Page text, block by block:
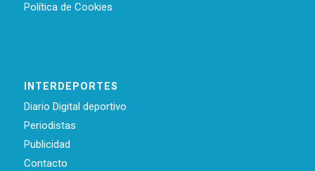
Política de Cookies
INTERDEPORTES
Diario Digital deportivo
Periodistas
Publicidad
Contacto